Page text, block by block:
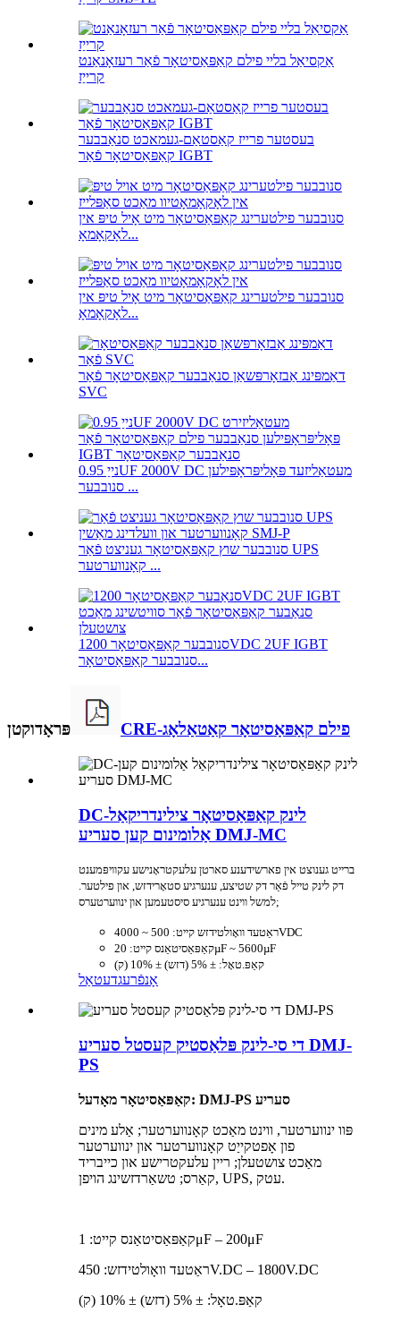
אַקסיאַל בליי פילם קאַפּאַסיטאָר פֿאַר רעזאָנאַנט
קרייַז
בעסטער פרייז קאַסטאַם-געמאכט סנאַבבער
קאַפּאַסיטאָר פֿאַר IGBT
סנובבער פילטערינג קאַפּאַסיטאָר מיט אָיל טיפּ אין
לאָקאָמאָ...
סנובבער פילטערינג קאַפּאַסיטאָר מיט אָיל טיפּ אין
לאָקאָמאָ...
דאַמפּינג אַבזאָרפּשאַן סנאַבבער קאַפּאַסיטאָר פֿאַר
SVC
נייַ 0.95UF 2000V DC מעטאַליזעד פּאָליפּראָפּילען
סנובבער ...
סנובבער שוץ קאַפּאַסיטאָר געניצט פֿאַר UPS
קאָנווערטער ...
סנובבער קאַפּאַסיטאָר 1200VDC 2UF IGBT
סנובבער קאַפּאַסיטאָר...
פּראָדוקטן CRE-פילם קאַפּאַסיטאָר קאַטאַלאָג
DC-לינק קאַפּאַסיטאָר צילינדריקאַל
אַלומינום קען סעריע DMJ-MC
ברייט גענוצט אין פארשידענע סארטן עלעקטראָנישע עקוויפּמענט
דק לינק טייל פֿאַר דק שטיצע, ענערגיע סטאָרידזש, און פילטער.
למשל ווינט ענערגיע סיסטעמען און ינווערטערס;
ראַטעד וואָולטידזש קייט: 500 ~ 4000VDC
קאַפּאַסיטאַנס קייט: 20µF ~ 5600µF
קאַפּ.טאָל: ± 5% (דזש) ± 10% (ק)
אָנפֿרעגדעטאַל
די סי-לינק פּלאַסטיק קעסטל סעריע DMJ-
PS
קאַפּאַסיטאָר מאָדעל: DMJ-PS סעריע
פּוו ינווערטער, ווינט מאַכט קאָנווערטער; אַלע מינים
פון אָפטקייַט קאָנווערטער און ינווערטער
מאַכט צושטעלן; ריין עלעקטרישע און כייבריד
קאַרס; טשאַרדזשינג הויפן, UPS, עטק.
קאַפּאַסיטאַנס קייט: 1μF – 200μF
ראַטעד וואָולטידזש: 450V.DC – 1800V.DC
קאַפּ.טאָל: ± 5% (דזש) ± 10% (ק)